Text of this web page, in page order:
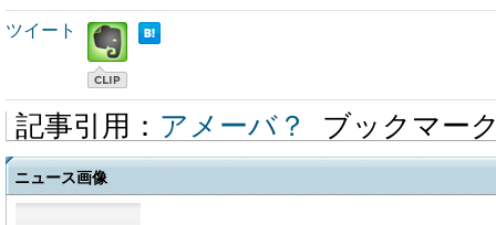
ツイート
記事引用： アメーバ？ ブックマー
ニュース画像